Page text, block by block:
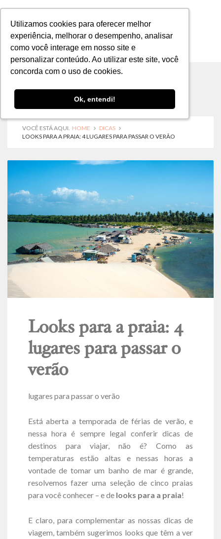
Utilizamos cookies para oferecer melhor
experiência, melhorar o desempenho, analisar
como você interage em nosso site e
personalizar conteúdo. Ao utilizar este site, você
concorda com o uso de cookies.
Ok, entendi!
Utilizamos cookies para oferecer melhor
experiência, melhorar o desempenho, analisar
como você interage em nosso site e
personalizar conteúdo. Ao utilizar este site, você
concorda com o uso de cookies.
Ok, entendi!
MENU
VOCÊ ESTÁ AQUI. HOME
DICAS
LOOKS PARA A PRAIA: 4 LUGARES PARA PASSAR O VERÃO
Looks para a praia: 4
lugares para passar o
verão
lugares para passar o verão
Está aberta a temporada de férias de verão, e
nessa hora é sempre legal conferir dicas de
destinos para viajar, não é? Como as
temperaturas estão altas e nessas horas a
vontade de tomar um banho de mar é grande,
resolvemos fazer uma seleção de cinco praias
para você conhecer – e de looks para a praia!
E claro, para complementar as nossas dicas de
viagem, também sugerimos looks que têm a ver